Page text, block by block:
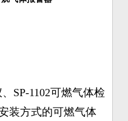
SP-1102可燃气体检
装方式的可燃气体